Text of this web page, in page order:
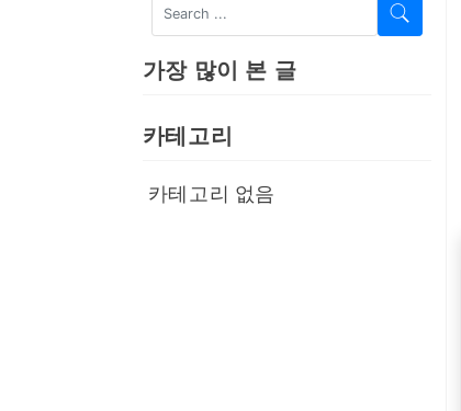
가장 많이 본 글
카테고리
카테고리 없음